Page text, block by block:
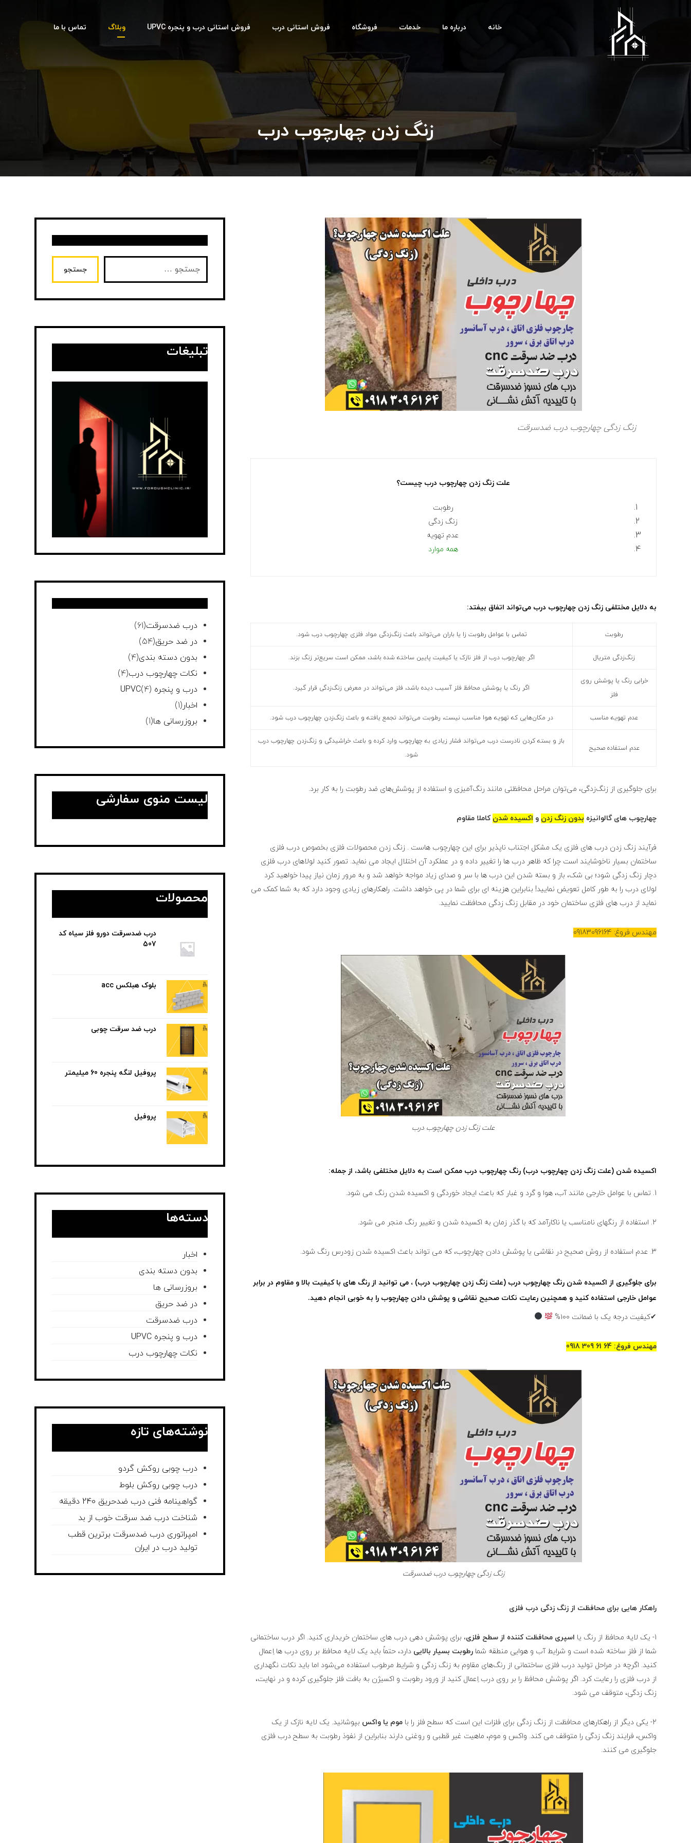
خانه درباره ما خدمات فروشگاه فروش استانی درب فروش استانی درب و پنجره UPVC وبلاگ تماس با ما
زنگ زدن چهارچوب درب
زنگ زدگی چهارچوب درب ضدسرقت
علت زنگ زدن چهارچوب درب چیست؟
رطوبت
زنگ زدگی
عدم تهویه
همه موارد
به دلایل مختلفی زنگ زدن چهارچوب درب می‌تواند اتفاق بیفتد:
رطوبت تماس با عوامل رطوبت زا یا باران می‌تواند باعث زنگ‌زدگی مواد فلزی چهارچوب درب شود.
زنگ‌زدگی متریال اگر چهارچوب درب از فلز نازک یا کیفیت پایین ساخته شده باشد، ممکن است سریع‌تر زنگ بزند.
خرابی رنگ یا پوشش روی
فلز
اگر رنگ یا پوشش محافظ فلز آسیب دیده باشد، فلز می‌تواند در معرض زنگ‌زدگی قرار گیرد.
عدم تهویه مناسب در مکان‌هایی که تهویه هوا مناسب نیست، رطوبت می‌تواند تجمع یافته و باعث زنگ‌زدن چهارچوب درب شود.
عدم استفاده صحیح
باز و بسته کردن نادرست درب می‌تواند فشار زیادی به چهارچوب وارد کرده و باعث خراشیدگی و زنگ‌زدن چهارچوب درب
شود.
برای جلوگیری از زنگ‌زدگی، می‌توان مراحل محافظتی مانند رنگ‌آمیزی و استفاده از پوشش‌های ضد رطوبت را به کار برد.
چهارچوب های گالوانیزه بدون زنگ زدن و اکسیده شدن کاملا مقاوم
فرآیند زنگ زدن درب های فلزی یک مشکل اجتناب ناپذیر برای این چهارچوب هاست . زنگ زدن محصولات فلزی بخصوص درب فلزی
ساختمان بسیار ناخوشایند است چرا که ظاهر درب ها را تغییر داده و در عملکرد آن اختلال ایجاد می نماید. تصور کنید لولاهای درب فلزی
دچار زنگ زدگی شود؛ بی ‌شک، باز و بسته شدن این درب ها با سر و صدای زیاد مواجه خواهد شد و به مرور زمان نیاز پیدا خواهید کرد
لولای درب را به طور کامل تعویض نمایید! بنابراین هزینه ای برای شما در پی خواهد داشت. راهکارهای زیادی وجود دارد که به شما کمک می
نماید از درب های فلزی ساختمان خود در مقابل زنگ زدگی محافظت نمایید.
مهندس فروغ: 09183096164
علت زنگ زدن چهارچوب درب
اکسیده شدن (علت زنگ زدن چهارچوب درب) رنگ چهارچوب درب ممکن است به دلایل مختلفی باشد، از جمله:
1. تماس با عوامل خارجی مانند آب، هوا و گرد و غبار که باعث ایجاد خوردگی و اکسیده شدن رنگ می شود.
2. استفاده از رنگهای نامناسب یا ناکارآمد که با گذر زمان به اکسیده شدن و تغییر رنگ منجر می شود.
3. عدم استفاده از روش صحیح در نقاشی یا پوشش دادن چهارچوب، که می تواند باعث اکسیده شدن زودرس رنگ شود.
برای جلوگیری از اکسیده شدن رنگ چهارچوب درب (علت زنگ زدن چهارچوب درب) ، می توانید از رنگ های با کیفیت بالا و مقاوم در برابر
عوامل خارجی استفاده کنید و همچنین رعایت نکات صحیح نقاشی و پوشش دادن چهارچوب را به خوبی انجام دهید.
✔کیفیت درجه یک با ضمانت ۱۰۰%
مهندس فروغ: 64 61 309 0918
زنگ زدگی چهارچوب درب ضدسرقت
راهکار هایی برای محافظت از زنگ زدگی درب فلزی
1- یک لایه محافظ از رنگ یا اسپری محافظت کننده از سطح فلزی، برای پوشش دهی درب ‌های ساختمان خریداری کنید. اگر درب ساختمانی
شما از فلز ساخته شده است و شرایط آب و هوایی منطقه شمارطوبت بسیار بالایی دارد، حتماً باید یک لایه محافظ بر روی درب ها اِعمال
کنید. اگرچه در مراحل تولید درب فلزی ساختمانی از رنگ‌های مقاوم به زنگ زدگی و شرایط مرطوب استفاده می‌شود اما باید نکات نگهداری
از درب فلزی را رعایت کرد. اگر پوشش محافظ را بر روی درب اِعمال کنید از ورود رطوبت و اکسیژن به بافت فلز جلوگیری کرده و در نهایت،
زنگ‌ زدگی، متوقف می شود.
2- یکی دیگر از راهکارهای محافظت از زنگ زدگی برای فلزات این است که سطح فلز را با موم یا واکس بپوشانید. یک لایه نازک از یک
واکس، فرایند زنگ زدگی را متوقف می کند. واکس و موم، ماهیت غیر قطبی و روغنی دارند بنابراین از نفوذ رطوبت به سطح درب فلزی
جلوگیری می کنند.
جستجو
تبلیغات
درب ضدسرقت(61)
در ضد حریق(54)
بدون دسته بندی(4)
نکات چهارچوب درب(4)
درب و پنجره UPVC (4)
اخبار(1)
بروزرسانی ها(1)
لیست منوی سفارشی
محصولات
درب ضدسرقت دورو فلز سیاه کد
507
بلوک هبلکس acc
درب ضد سرقت چوبی
پروفیل لنگه پنجره 60 میلیمتر
پروفیل
دسته‌ها
اخبار
بدون دسته بندی
بروزرسانی ها
در ضد حریق
درب ضدسرقت
درب و پنجره UPVC
نکات چهارچوب درب
نوشته‌های تازه
درب چوبی روکش گردو
درب چوبی روکش بلوط
گواهینامه فنی درب ضدحریق 240 دقیقه
شناخت درب ضد سرقت خوب از بد
امپراتوری درب ضدسرقت برترین قطب
تولید درب در ایران